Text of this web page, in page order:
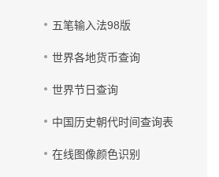
五笔输入法98版
世界各地货币查询
世界节日查询
中国历史朝代时间查询表
在线图像颜色识别